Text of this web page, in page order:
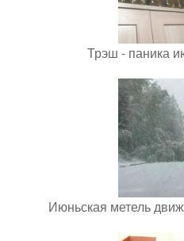
Трэш - паника
Июньская метель